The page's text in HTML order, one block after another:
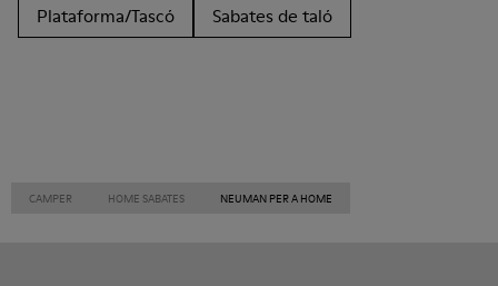
Plataforma/Tascó
Sabates de taló
CAMPER HOME SABATES NEUMAN PER A HOME